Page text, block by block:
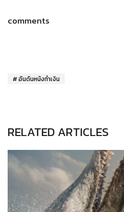
comments
อันดันหนังทำเงิน
RELATED ARTICLES